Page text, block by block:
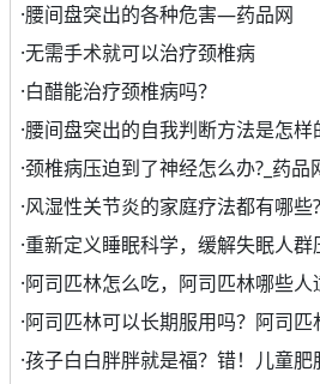
·腰间盘突出的各种危害—药品网
·无需手术就可以治疗颈椎病
·白醋能治疗颈椎病吗？
·腰间盘突出的自我判断方法是怎样
·颈椎病压迫到了神经怎么办?_药品
·风湿性关节炎的家庭疗法都有哪些?
·重新定义睡眠科学，缓解失眠人群
·阿司匹林怎么吃，阿司匹林哪些人
·阿司匹林可以长期服用吗？阿司
·孩子白白胖胖就是福？错！儿童肥